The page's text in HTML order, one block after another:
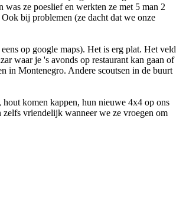
ze poeslief en werkten ze met 5 man 2
bij problemen (ze dacht dat we onze
op google maps). Het is erg plat. Het veld
waar je 's avonds op restaurant kan gaan of
in Montenegro. Andere scoutsen in de buurt
hout komen kappen, hun nieuwe 4x4 op ons
vriendelijk wanneer we ze vroegen om